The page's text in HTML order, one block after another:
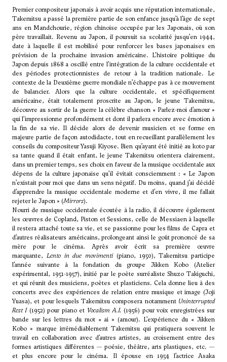
Premier compositeur japonais à avoir acquis une réputation internationale,
Takemitsu a passé la première partie de son enfance jusqu’à l’âge de sept
ans en Mandchourie, région chinoise occupée par les Japonais, où son
père travaillait. Revenu au Japon, il poursuit sa scolarité jusqu’en 1944,
date à laquelle il est mobilisé pour renforcer les bases japonaises en
prévision de la prochaine invasion américaine. L’histoire politique du
Japon depuis 1868 a oscillé entre l’intégration de la culture occidentale et
des périodes protectionnistes de retour à la tradition nationale. Le
contexte de la Deuxième guerre mondiale n’échappe pas à ce mouvement
de balancier. Alors que la culture occidentale, et spécifiquement
américaine, était totalement proscrite au Japon, le jeune Takemitsu,
découvre au sortir de la guerre la célèbre chanson « Parlez-moi d’amour »
qui l’impressionne profondément et dont il parlera encore avec émotion à
la fin de sa vie. Il décide alors de devenir musicien et se forme en
majeure partie de façon autodidacte, tout en recueillant parallèlement les
conseils du compositeur Yasuji Kiyose. Bien qu’ayant été initié au koto par
sa tante quand il était enfant, le jeune Takemitsu orientera clairement,
dans un premier temps, ses choix en faveur de la musique occidentale aux
dépens de la culture japonaise qu’il évitait consciemment : « Le Japon
n’existait pour moi que dans un sens négatif. Du moins, quand j’ai décidé
d’apprendre la musique occidentale moderne et d’en vivre, il me fallait
rejeter le Japon » (Mirrors).
Nourri de musique occidentale écoutée à la radio, il découvre également
les œuvres deCopland, PistonetSessions, celle de Messiaenà laquelle
il restera attaché toute sa vie, et se passionne pour les films de Capra et
d’autres réalisateurs américains, prolongeant ainsi le goût prononcé de sa
mère pour le cinéma. Après avoir écrit sa première œuvre
marquante, Lento in due movimenti(piano, 1950), Takemitsu participe
l’année suivante à la fondation du groupe Jikken Kobo (Atelier
expérimental, 1951-1957), initié par le poète surréaliste Shuzo Takiguchi,
et qui réunit des musiciens, poètes et plasticiens. Cela donne lieu à des
concerts avec des expériences de relation entre musique et image (Joji
Yuasa), et pour lesquels Takemitsu composera notamment Uninterrupted
Rest I(1952) pour piano et Vocalism A.I. (1956) pour voix enregistrées sur
bande sur les lettres du mot « ai » (amour). L’expérience du « Jikken
Kobo » marque irrémédiablement Takemitsu qui pratiquera souvent le
travail en collaboration avec d’autres artistes, au croisement entre des
formes artistiques différentes — poésie, théâtre, arts plastiques, etc. —
et plus encore pour le cinéma. Il épouse en 1954 l’actrice Asaka